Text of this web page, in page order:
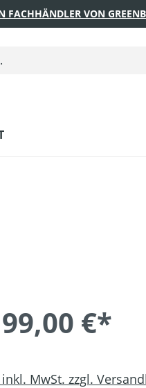
FACHHÄNDLER VON
€*
MwSt. zzgl.